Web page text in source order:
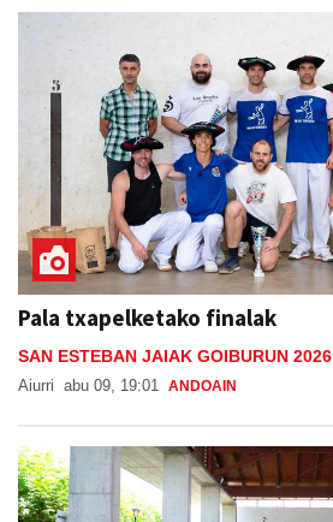
Pala txapelketako finalak
SAN ESTEBAN JAIAK GOIBURUN 2026
Aiurri abu 09, 19:01 ANDOAIN